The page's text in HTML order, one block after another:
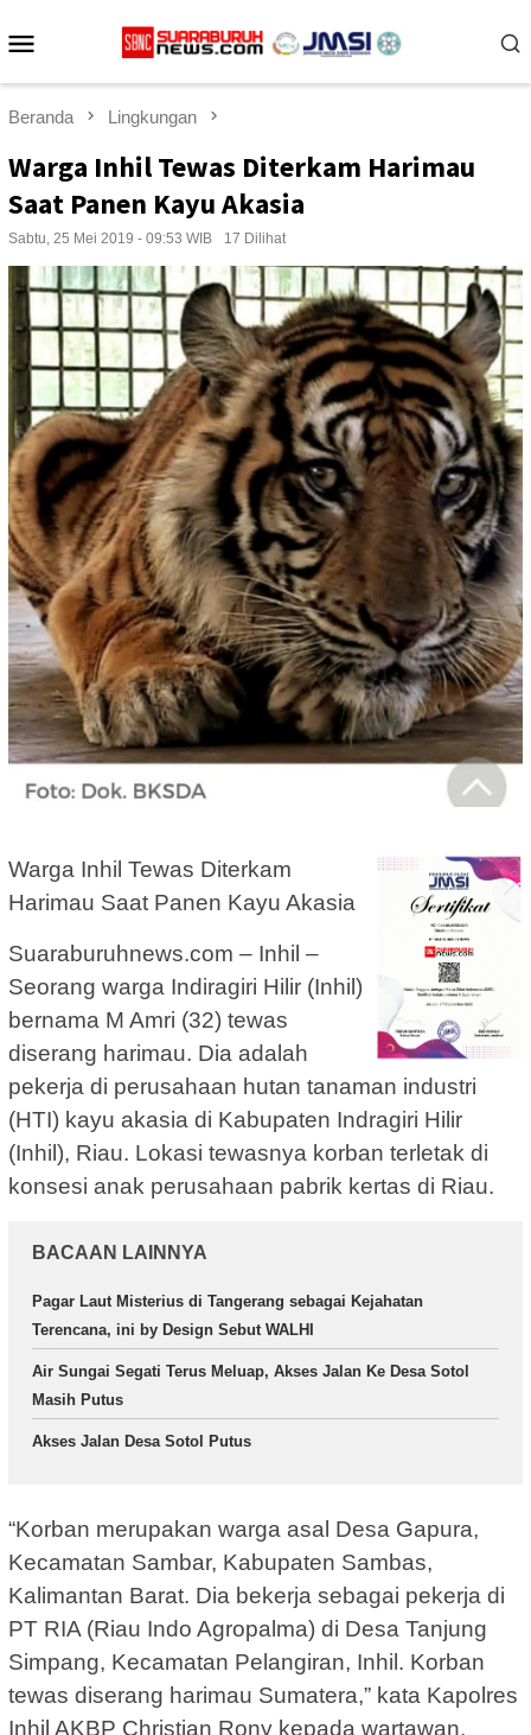
ke
Beranda Lingkungan
Warga Inhil Tewas Diterkam Harimau
Saat Panen Kayu Akasia
Sabtu, 25 Mei 2019 - 09:53 WIB 17 Dilihat
Warga Inhil Tewas Diterkam
Harimau Saat Panen Kayu Akasia
Suaraburuhnews.com – Inhil –
Seorang warga Indiragiri Hilir (Inhil)
bernama M Amri (32) tewas
diserang harimau. Dia adalah
pekerja di perusahaan hutan tanaman industri
(HTI) kayu akasia di Kabupaten Indragiri Hilir
(Inhil), Riau. Lokasi tewasnya korban terletak di
konsesi anak perusahaan pabrik kertas di Riau.
BACAAN LAINNYA
Pagar Laut Misterius di Tangerang sebagai Kejahatan
Terencana, ini by Design Sebut WALHI
Air Sungai Segati Terus Meluap, Akses Jalan Ke Desa Sotol
Masih Putus
Akses Jalan Desa Sotol Putus
“Korban merupakan warga asal Desa Gapura,
Kecamatan Sambar, Kabupaten Sambas,
Kalimantan Barat. Dia bekerja sebagai pekerja di
PT RIA (Riau Indo Agropalma) di Desa Tanjung
Simpang, Kecamatan Pelangiran, Inhil. Korban
tewas diserang harimau Sumatera,” kata Kapolres
Inhil AKBP Christian Rony kepada wartawan,